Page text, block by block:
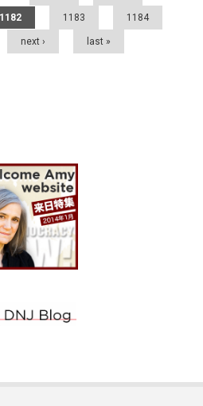
1182 1183 1184
next › last »